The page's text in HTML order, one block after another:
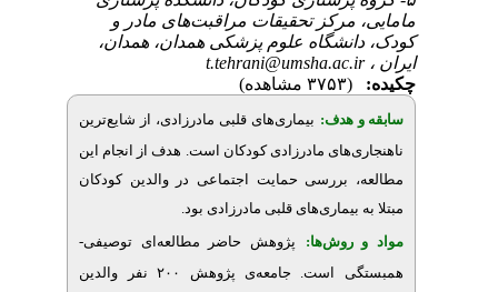
مرکز تحقیقات مراقبت‌های مادر و
علوم پزشکی همدان، همدان،
بیماری‌های قلبی مادرزادی، از شایع‌ترین
مادرزادی کودکان است. هدف از انجام این
بررسی حمایت اجتماعی در والدین کودکان
بیماری‌های قلبی مادرزادی بود.
پژوهش حاضر مطالعه‌ای توصیفی-
جامعه‌ی پژوهش ۲۰۰ نفر والدین